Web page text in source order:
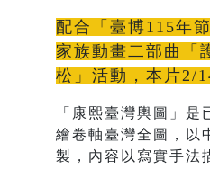
配合「臺博115年
家族動畫二部曲「
松」活動，本片2/
「康熙臺灣輿圖」
繪卷軸臺灣全圖，以
製，內容以寫實手法